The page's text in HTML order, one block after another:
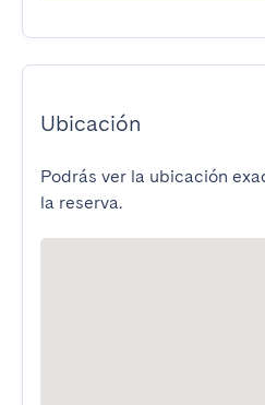
Ubicación
Podrás ver la ubicación
la reserva.